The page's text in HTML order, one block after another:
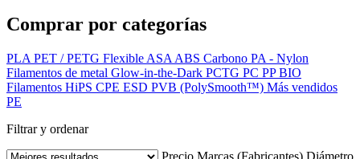
Comprar por categorías
PLA PET / PETG Flexible ASA ABS Carbono PA - Nylon
Filamentos de metal Glow-in-the-Dark PCTG PC PP BIO
Filamentos HiPS CPE ESD PVB (PolySmooth™) Más vendidos
PE
Filtrar y ordenar
Precio Marcas (Fabricantes) Diámetro